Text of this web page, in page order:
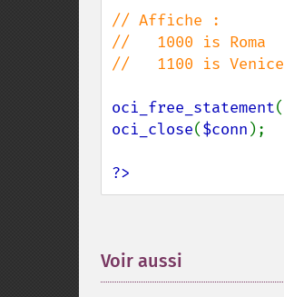
// Affiche :
//   1000 is Roma
//   1100 is Venice
oci_free_statement(
oci_close($conn );
?>
Voir aussi